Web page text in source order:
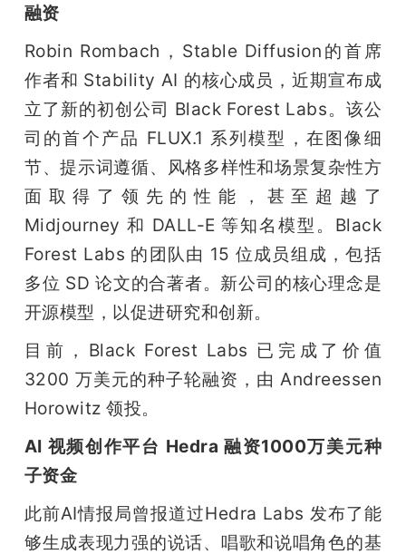
融资
Robin Rombach，Stable Diffusion的首席
作者和 Stability AI 的核心成员，近期宣布成
立了新的初创公司 Black Forest Labs。该公
司的首个产品 FLUX.1 系列模型，在图像细
节、提示词遵循、风格多样性和场景复杂性方
面取得了领先的性能，甚至超越了
Midjourney 和 DALL-E 等知名模型。Black
Forest Labs 的团队由 15 位成员组成，包括
多位 SD 论文的合著者。新公司的核心理念是
开源模型，以促进研究和创新。
目前，Black Forest Labs 已完成了价值
3200 万美元的种子轮融资，由 Andreessen
Horowitz 领投。
AI 视频创作平台 Hedra 融资1000万美元种
子资金
此前AI情报局曾报道过Hedra Labs 发布了能
够生成表现力强的说话、唱歌和说唱角色的基